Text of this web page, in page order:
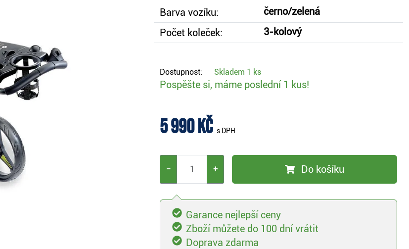
Barva vozíku:
černo/zelená
Počet koleček:
3-kolový
Dostupnost: Skladem 1 ks
Pospěšte si, máme poslední 1 kus!
5 990 Kč s DPH
− + Do košíku
Garance nejlepší ceny
Zboží můžete do 100 dní vrátit
Doprava zdarma